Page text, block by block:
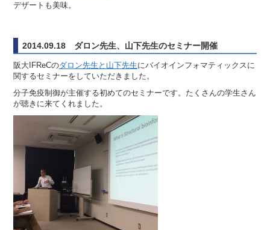
デザートも美味。
2014.09.18 ダロン先生、山下先生のセミナー開催
阪大IFReCのダロン先生と山下先生にバイオインフォマティックスに
関するセミナーをしていただきました。
分子免疫制御が主催する初めてのセミナーです。たくさんの学生さん
が聴きに来てくれました。